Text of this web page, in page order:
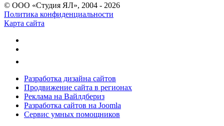
© ООО «Студия ЯЛ», 2004 - 2026
Политика конфиденциальности
Карта сайта
Разработка дизайна сайтов
Продвижение сайта в регионах
Реклама на Вайлдбериз
Разработка сайтов на Joomla
Сервис умных помощников